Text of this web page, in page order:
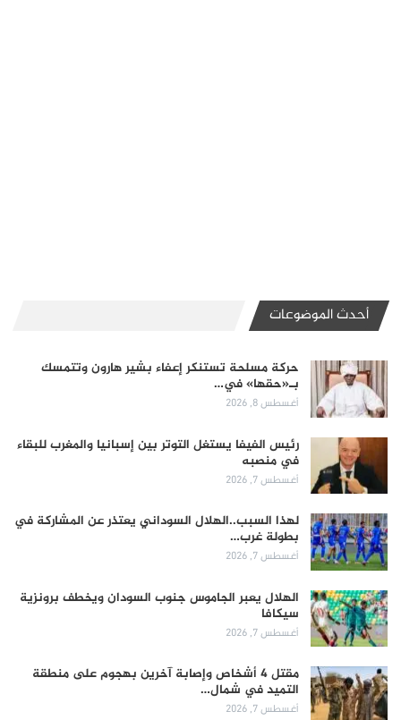
أحدث الموضوعات
حركة مسلحة تستنكر إعفاء بشير هارون وتتمسك
بـ«حقها» في…
أغسطس 8, 2026
رئيس الفيفا يستغل التوتر بين إسبانيا والمغرب للبقاء
في منصبه
أغسطس 7, 2026
لهذا السبب..الهلال السوداني يعتذر عن المشاركة في
بطولة غرب…
أغسطس 7, 2026
الهلال يعبر الجاموس جنوب السودان ويخطف برونزية
سيكافا
أغسطس 7, 2026
مقتل 4 أشخاص وإصابة آخرين بهجوم على منطقة
التميد في شمال…
أغسطس 7, 2026